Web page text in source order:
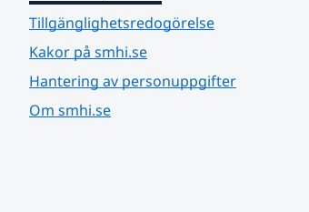
Tillgänglighetsredogörelse
Kakor på smhi.se
Hantering av personuppgifter
Om smhi.se